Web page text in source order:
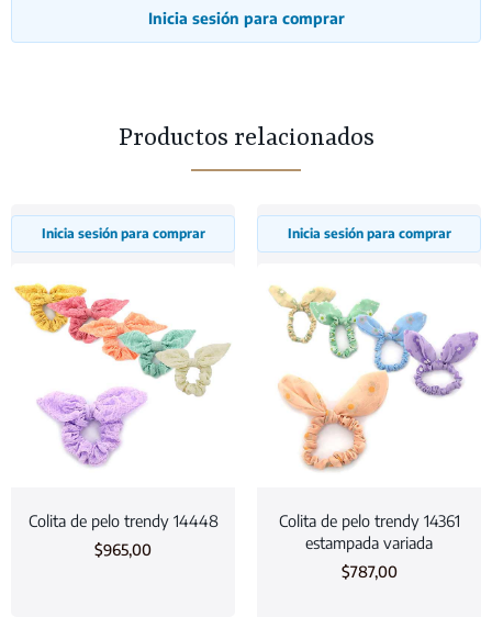
Inicia sesión para comprar
Productos relacionados
Inicia sesión para comprar
Colita de pelo trendy 14448
$965,00
Inicia sesión para comprar
Colita de pelo trendy 14361
estampada variada
$787,00